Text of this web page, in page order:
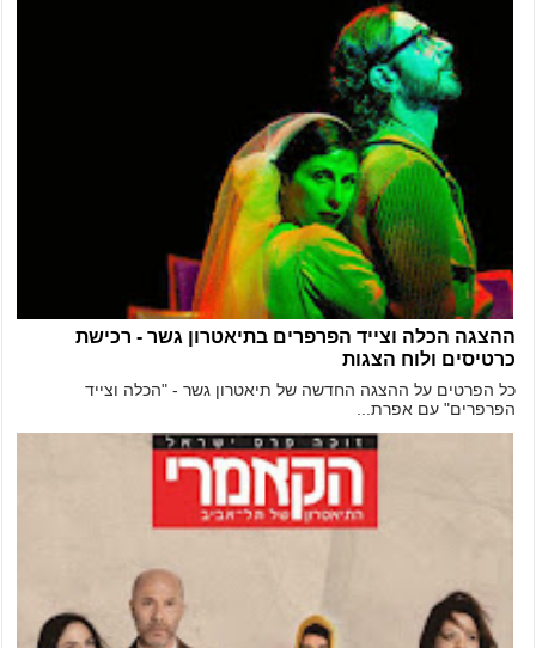
ההצגה הכלה וצייד הפרפרים בתיאטרון גשר - רכישת
כרטיסים ולוח הצגות
כל הפרטים על ההצגה החדשה של תיאטרון גשר - "הכלה וצייד
הפרפרים" עם אפרת...